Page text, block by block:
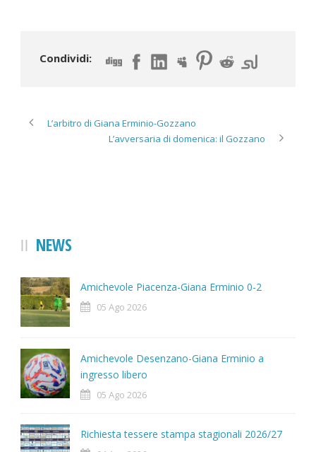
Condividi:
L’arbitro di Giana Erminio-Gozzano
L’avversaria di domenica: il Gozzano
NEWS
Amichevole Piacenza-Giana Erminio 0-2
05 Ago 2026
Amichevole Desenzano-Giana Erminio a
ingresso libero
05 Ago 2026
Richiesta tessere stampa stagionali 2026/27